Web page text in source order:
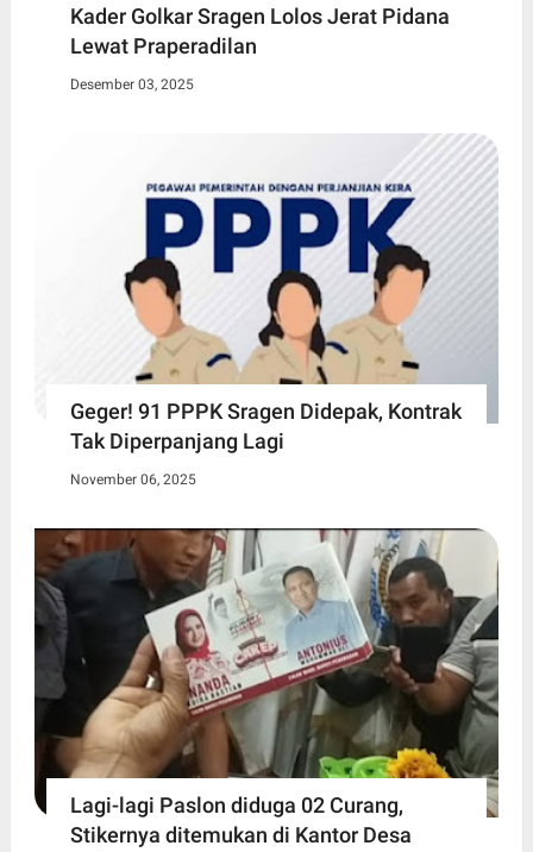
Kader Golkar Sragen Lolos Jerat Pidana
Lewat Praperadilan
Desember 03, 2025
Geger! 91 PPPK Sragen Didepak, Kontrak
Tak Diperpanjang Lagi
November 06, 2025
Lagi-lagi Paslon diduga 02 Curang,
Stikernya ditemukan di Kantor Desa